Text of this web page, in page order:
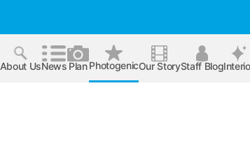
About UsNews PlanPhotogenicOur StoryStaff Blog